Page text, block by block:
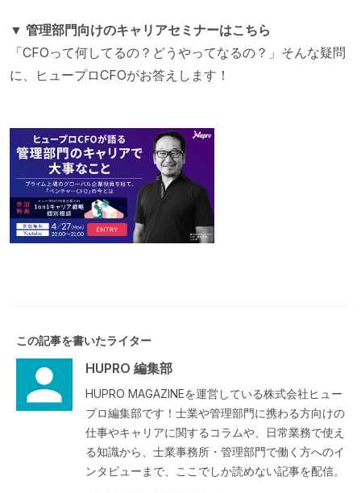
▼ 管理部門向けのキャリアセミナーはこちら
「CFOって何してるの？どうやってなるの？」そんな疑問
に、ヒュープロCFOがお答えします！
この記事を書いたライター
HUPRO 編集部
HUPRO MAGAZINEを運営している株式会社ヒュー
プロ編集部です！士業や管理部門に携わる方向けの
仕事やキャリアに関するコラムや、日常業務で使え
る知識から、士業事務所・管理部門で働く方へのイ
ンタビューまで、ここでしか読めない記事を配信。